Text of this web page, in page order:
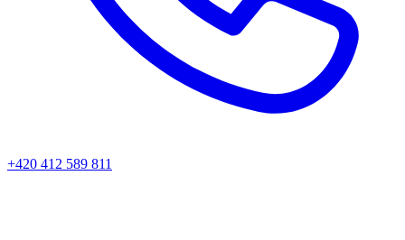
+420 412 589 811